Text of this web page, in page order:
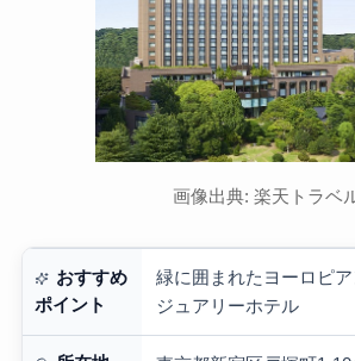
画像出典: 楽天トラベ
おすすめ
ポイント
緑に囲まれたヨーロピ
ジュアリーホテル